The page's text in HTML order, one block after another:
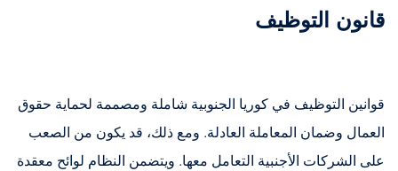
قانون التوظيف
قوانين التوظيف في كوريا الجنوبية شاملة ومصممة لحماية حقوق
العمال وضمان المعاملة العادلة. ومع ذلك، قد يكون من الصعب
على الشركات الأجنبية التعامل معها. ويتضمن النظام لوائح معقدة